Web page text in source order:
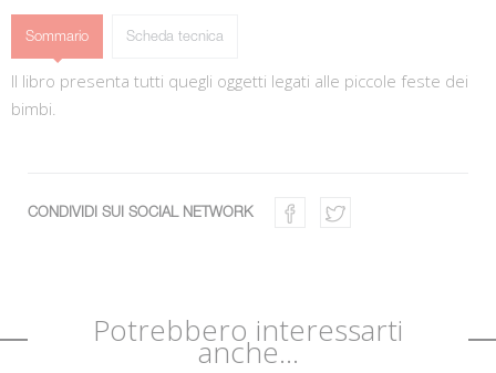
Sommario Scheda tecnica
Il libro presenta tutti quegli oggetti legati alle piccole feste dei
bimbi.
CONDIVIDI SUI SOCIAL NETWORK
Potrebbero interessarti
anche...